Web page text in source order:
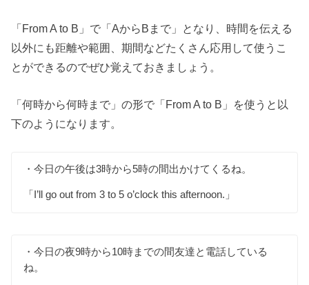
「From A to B」で「AからBまで」となり、時間を伝える
以外にも距離や範囲、期間などたくさん応用して使うこ
とができるのでぜひ覚えておきましょう。
「何時から何時まで」の形で「From A to B」を使うと以
下のようになります。
・今日の午後は3時から5時の間出かけてくるね。
「I’ll go out from 3 to 5 o’clock this afternoon.」
・今日の夜9時から10時までの間友達と電話している
ね。